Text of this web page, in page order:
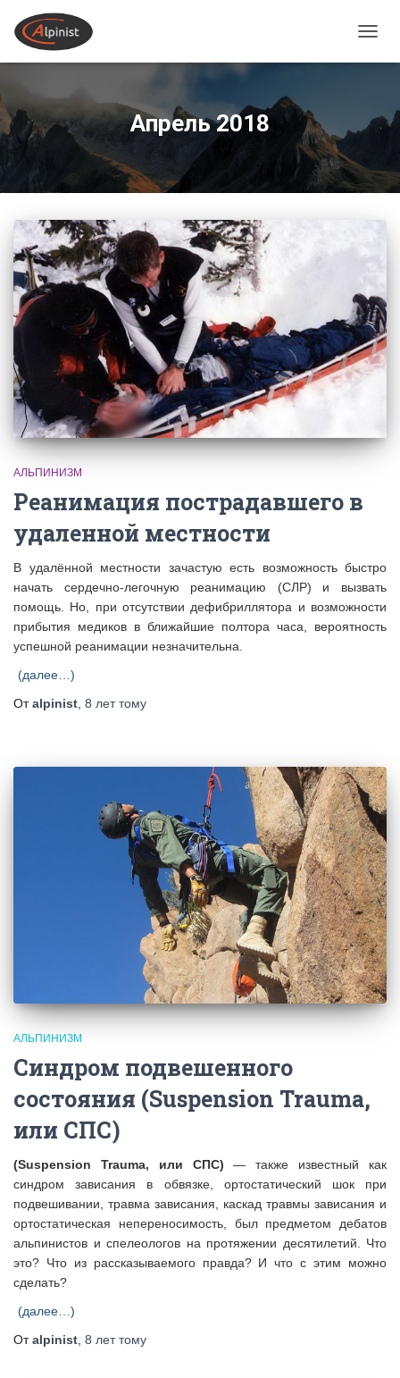
Апрель 2018
АЛЬПИНИЗМ
Реанимация пострадавшего в
удаленной местности
В удалённой местности зачастую есть возможность быстро
начать сердечно-легочную реанимацию (СЛР) и вызвать
помощь. Но, при отсутствии дефибриллятора и возможности
прибытия медиков в ближайшие полтора часа, вероятность
успешной реанимации незначительна.
(далее…)
Отalpinist 8 леттому
АЛЬПИНИЗМ
Синдром подвешенного
состояния (Suspension Trauma,
или СПС)
(Suspension Trauma, или СПС) — также известный как
синдром зависания в обвязке, ортостатический шок при
подвешивании, травма зависания, каскад травмы зависания и
ортостатическая непереносимость, был предметом дебатов
альпинистов и спелеологов на протяжении десятилетий. Что
это? Что из рассказываемого правда? И что с этим можно
сделать?
(далее…)
Отalpinist 8 леттому